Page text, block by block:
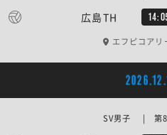
広島TH
エフピコアリ
SV男子 | 第8